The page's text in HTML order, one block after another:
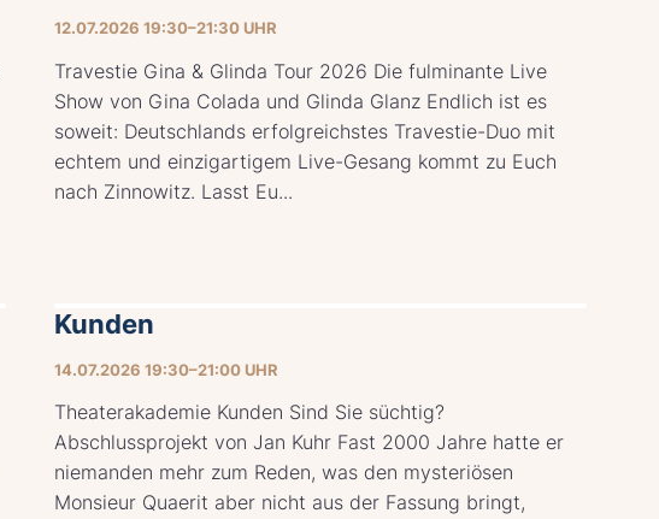
12.07.2026 19:30–21:30 UHR
Travestie Gina & Glinda Tour 2026 Die fulminante Live
Show von Gina Colada und Glinda Glanz Endlich ist es
soweit: Deutschlands erfolgreichstes Travestie-Duo mit
echtem und einzigartigem Live-Gesang kommt zu Euch
nach Zinnowitz. Lasst Eu...
14.07.2026 19:30–21:00 UHR
Kunden
Theaterakademie Kunden Sind Sie süchtig?
Abschlussprojekt von Jan Kuhr Fast 2000 Jahre hatte er
niemanden mehr zum Reden, was den mysteriösen
Monsieur Quaerit aber nicht aus der Fassung bringt,